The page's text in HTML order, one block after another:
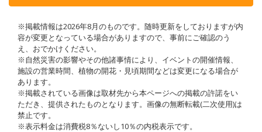
※掲載情報は2026年8月のものです。随時更新をしておりますが内
容が変更となっている場合がありますので、事前にご確認のう
え、おでかけください。
※自然災害の影響やその他諸事情により、イベントの開催情報、
施設の営業時間、植物の開花・見頃期間などは変更になる場合が
あります。
※掲載されている画像は取材先から本ページへの掲載の許諾をい
ただき、提供されたものとなります。画像の無断転載(二次使用)は
禁止です。
※表示料金は消費税8％ないし10％の内税表示です。